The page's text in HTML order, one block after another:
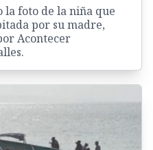
la foto de la niña que
por su madre,
Acontecer